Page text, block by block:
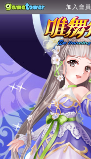
加入會員